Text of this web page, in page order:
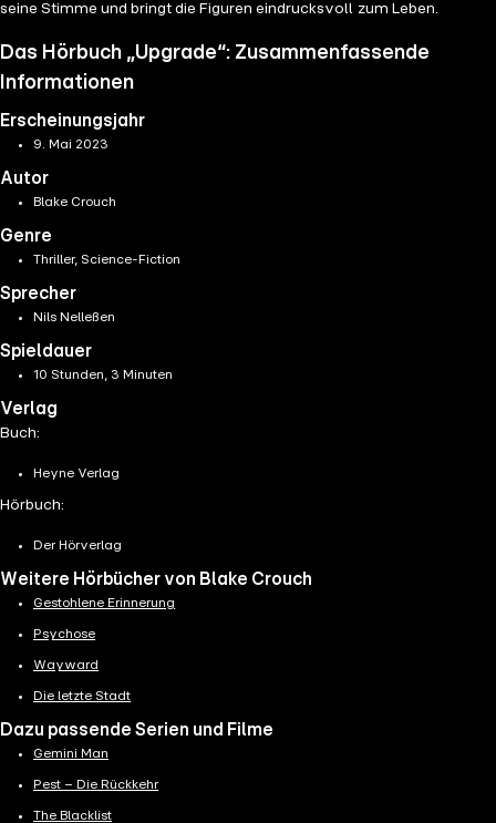
seine Stimme und bringt die Figuren eindrucksvoll zum Leben.
Das Hörbuch „Upgrade“: Zusammenfassende
Informationen
Erscheinungsjahr
9. Mai 2023
Autor
Blake Crouch
Genre
Thriller, Science-Fiction
Sprecher
Nils Nelleßen
Spieldauer
10 Stunden, 3 Minuten
Verlag
Buch:
Heyne Verlag
Hörbuch:
Der Hörverlag
Weitere Hörbücher von Blake Crouch
Gestohlene Erinnerung
Psychose
Wayward
Die letzte Stadt
Dazu passende Serien und Filme
Gemini Man
Pest – Die Rückkehr
The Blacklist